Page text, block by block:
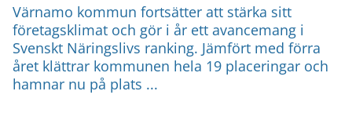
Värnamo kommun fortsätter att stärka sitt
företagsklimat och gör i år ett avancemang i
Svenskt Näringslivs ranking. Jämfört med förra
året klättrar kommunen hela 19 placeringar och
hamnar nu på plats ...